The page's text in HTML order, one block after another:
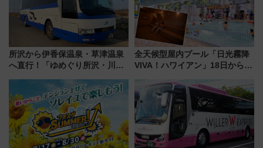
所沢から伊香保温泉・草津温泉
へ直行！「ゆめぐり所沢・川越
軽に 運行ダイヤ・運賃を解説
全天候型屋内プール「日光霧降
VIVA！ハワイアン」18日から営
ァミリーから大人まで幅広い世
代が一日中楽しる夏のリゾート
を楽しんで